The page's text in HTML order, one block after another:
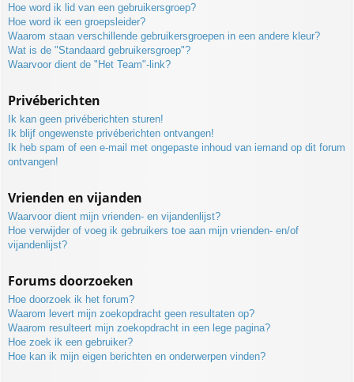
Hoe word ik lid van een gebruikersgroep?
Hoe word ik een groepsleider?
Waarom staan verschillende gebruikersgroepen in een andere kleur?
Wat is de "Standaard gebruikersgroep"?
Waarvoor dient de "Het Team"-link?
Privéberichten
Ik kan geen privéberichten sturen!
Ik blijf ongewenste privéberichten ontvangen!
Ik heb spam of een e-mail met ongepaste inhoud van iemand op dit forum
ontvangen!
Vrienden en vijanden
Waarvoor dient mijn vrienden- en vijandenlijst?
Hoe verwijder of voeg ik gebruikers toe aan mijn vrienden- en/of
vijandenlijst?
Forums doorzoeken
Hoe doorzoek ik het forum?
Waarom levert mijn zoekopdracht geen resultaten op?
Waarom resulteert mijn zoekopdracht in een lege pagina?
Hoe zoek ik een gebruiker?
Hoe kan ik mijn eigen berichten en onderwerpen vinden?